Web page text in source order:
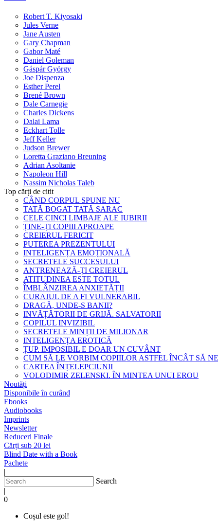
Robert T. Kiyosaki
Jules Verne
Jane Austen
Gary Chapman
Gabor Maté
Daniel Goleman
Gáspár György
Joe Dispenza
Esther Perel
Brené Brown
Dale Carnegie
Charles Dickens
Dalai Lama
Eckhart Tolle
Jeff Keller
Judson Brewer
Loretta Graziano Breuning
Adrian Asoltanie
Napoleon Hill
Nassim Nicholas Taleb
Top cărți de citit
CÂND CORPUL SPUNE NU
TATĂ BOGAT TATĂ SARAC
CELE CINCI LIMBAJE ALE IUBIRII
ȚINE-ȚI COPIII APROAPE
CREIERUL FERICIT
PUTEREA PREZENTULUI
INTELIGENȚA EMOȚIONALĂ
SECRETELE SUCCESULUI
ANTRENEAZĂ-ȚI CREIERUL
ATITUDINEA ESTE TOTUL
ÎMBLÂNZIREA ANXIETĂȚII
CURAJUL DE A FI VULNERABIL
DRAGĂ, UNDE-S BANII?
INVĂȚĂTORII DE GRIJĂ. SALVATORII
COPILUL INVIZIBIL
SECRETELE MINȚII DE MILIONAR
INTELIGENȚA EROTICĂ
ȚUP. IMPOSIBIL E DOAR UN CUVÂNT
CUM SĂ LE VORBIM COPIILOR ASTFEL ÎNCÂT SĂ
CARTEA ÎNȚELEPCIUNII
VOLODIMIR ZELENSKI. ÎN MINTEA UNUI EROU
Noutăți
Disponibile în curând
Ebooks
Audiobooks
Imprints
Newsletter
Reduceri Finale
Cărți sub 20 lei
Blind Date with a Book
Pachete
|
Search
|
0
Coșul este gol!